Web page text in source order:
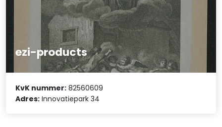
ezi-products
KvK nummer: 82560609
Adres: Innovatiepark 34